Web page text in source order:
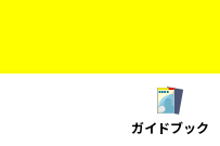
ガイドブック